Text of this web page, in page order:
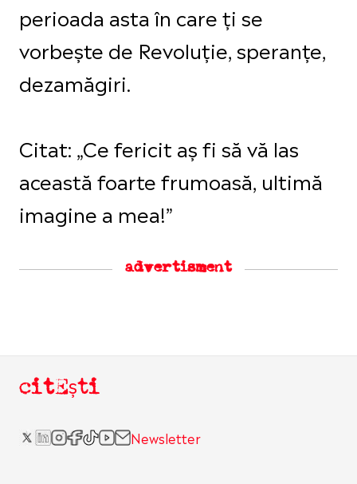
perioada asta în care ți se
vorbește de Revoluție, speranțe,
dezamăgiri.
Citat: „Ce fericit aș fi să vă las
această foarte frumoasă, ultimă
imagine a mea!”
advertisment
citEști
Newsletter